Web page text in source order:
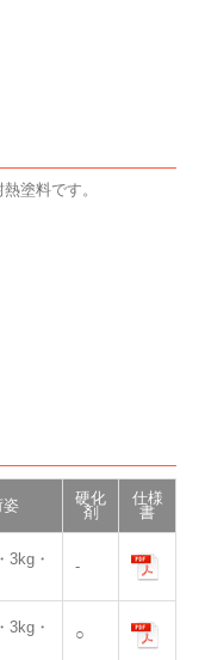
塗料です。
姿
硬化
剤
仕様
書
3kg・
-
3kg・
○